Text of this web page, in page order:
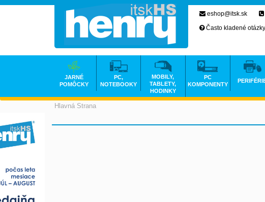
Hlavná Strana
eshop@itsk.sk
Často kladené otázky
JARNÉ
POMÔCKY
PC,
NOTEBOOKY
MOBILY,
TABLETY,
HODINKY
PC
KOMPONENTY